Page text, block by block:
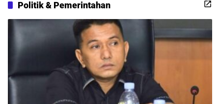
Politik & Pemerintahan